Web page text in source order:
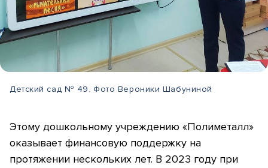
Детский сад № 49. Фото Вероники Шабуниной
Этому дошкольному учреждению «Полиметалл»
оказывает финансовую поддержку на
протяжении нескольких лет. В 2023 году при